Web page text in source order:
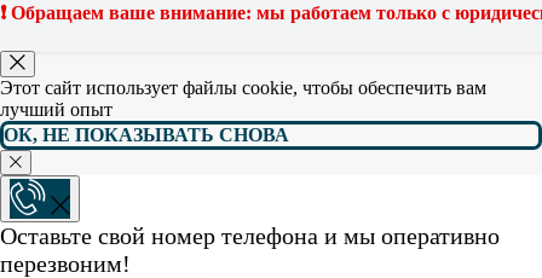
❗️ Обращаем ваше внимание: мы работаем только с
лучший опыт
Этот сайт использует файлы cookie, чтобы обеспечить вам
лучший опыт
ОК, НЕ ПОКАЗЫВАТЬ СНОВА
Оставьте свой номер телефона и мы оперативно
перезвоним!